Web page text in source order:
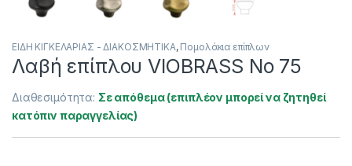
ΕΙΔΗ ΚΙΓΚΕΛΑΡΙΑΣ - ΔΙΑΚΟΣΜΗΤΙΚΑ, Πομολάκια επίπλων
Λαβή επίπλου VIOBRASS Νο 75
Διαθεσιμότητα: Σε απόθεμα (επιπλέον μπορεί να ζητηθεί
κατόπιν παραγγελίας)